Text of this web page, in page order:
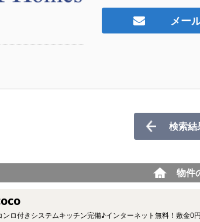
メー
検索結
物件
ンロ付きシステムキッチン完備♪インターネット無料！敷金0